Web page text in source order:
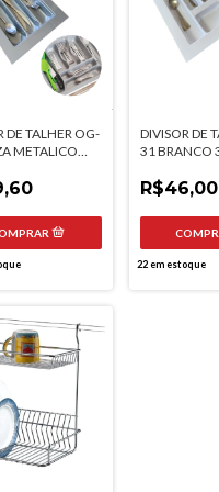
DE TALHER OG-
METALICO
DIVISOR DE
31 BRANCO
R$46,00
22em estoque